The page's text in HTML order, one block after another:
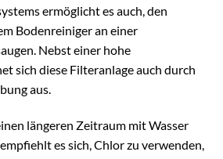
ermöglicht es auch, den
Bodenreiniger an einer
Nebst einer hohe
sich diese Filteranlage auch durch
aus.
längeren Zeitraum mit Wasser
es sich, Chlor zu verwenden,